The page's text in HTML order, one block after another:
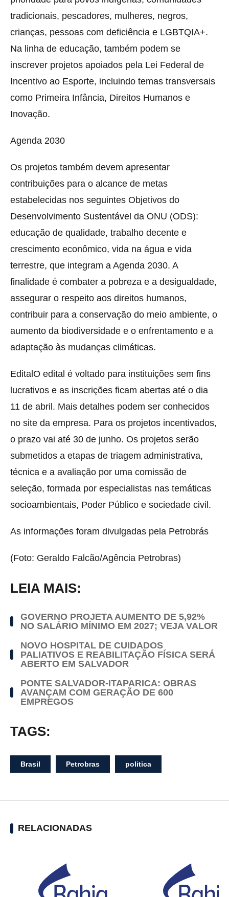
tradicionais, pescadores, mulheres, negros,
crianças, pessoas com deficiência e LGBTQIA+.
Na linha de educação, também podem se
inscrever projetos apoiados pela Lei Federal de
Incentivo ao Esporte, incluindo temas transversais
como Primeira Infância, Direitos Humanos e
Inovação.
Agenda 2030
Os projetos também devem apresentar
contribuições para o alcance de metas
estabelecidas nos seguintes Objetivos do
Desenvolvimento Sustentável da ONU (ODS):
educação de qualidade, trabalho decente e
crescimento econômico, vida na água e vida
terrestre, que integram a Agenda 2030. A
finalidade é combater a pobreza e a desigualdade,
assegurar o respeito aos direitos humanos,
contribuir para a conservação do meio ambiente, o
aumento da biodiversidade e o enfrentamento e a
adaptação às mudanças climáticas.
EditalO edital é voltado para instituições sem fins
lucrativos e as inscrições ficam abertas até o dia
11 de abril. Mais detalhes podem ser conhecidos
no site da empresa. Para os projetos incentivados,
o prazo vai até 30 de junho. Os projetos serão
submetidos a etapas de triagem administrativa,
técnica e a avaliação por uma comissão de
seleção, formada por especialistas nas temáticas
socioambientais, Poder Público e sociedade civil.
As informações foram divulgadas pela Petrobrás
(Foto: Geraldo Falcão/Agência Petrobras)
LEIA MAIS:
GOVERNO PROJETA AUMENTO DE 5,92%
NO SALÁRIO MÍNIMO EM 2027; VEJA VALOR
NOVO HOSPITAL DE CUIDADOS
PALIATIVOS E REABILITAÇÃO FÍSICA SERÁ
ABERTO EM SALVADOR
PONTE SALVADOR-ITAPARICA: OBRAS
AVANÇAM COM GERAÇÃO DE 600
EMPREGOS
TAGS:
Brasil Petrobras politica
RELACIONADAS